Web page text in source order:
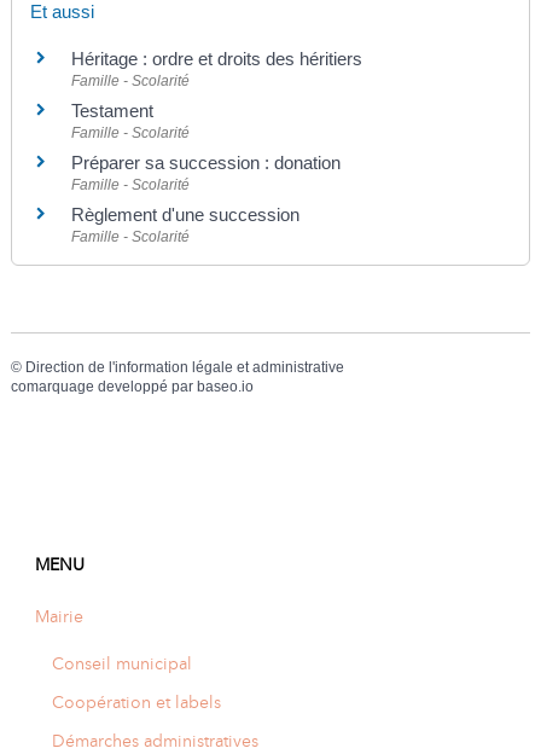
Et aussi
Héritage : ordre et droits des héritiers
Famille - Scolarité
Testament
Famille - Scolarité
Préparer sa succession : donation
Famille - Scolarité
Règlement d'une succession
Famille - Scolarité
© Direction de l'information légale et administrative
comarquage developpé par baseo.io
MENU
Mairie
Conseil municipal
Coopération et labels
Démarches administratives